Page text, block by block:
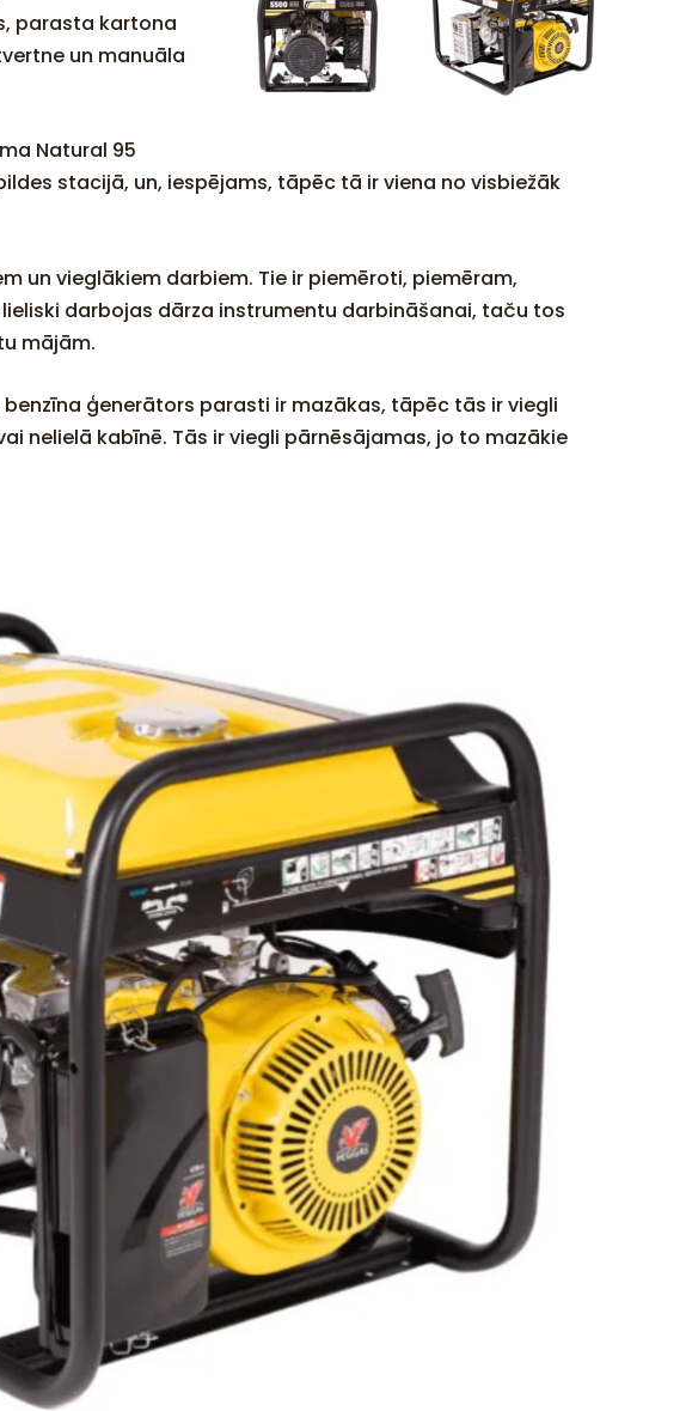
parasta kartona
un manuāla
Natural 95
stacijā, un, iespējams, tāpēc tā ir viena no visbiežāk
un vieglākiem darbiem. Tie ir piemēroti, piemēram,
darbojas dārza instrumentu darbināšanai, taču tos
mājām.
ģenerātors parasti ir mazākas, tāpēc tās ir viegli
nelielā kabīnē. Tās ir viegli pārnēsājamas, jo to mazākie